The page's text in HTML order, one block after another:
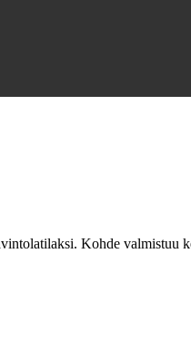
Kohde valmistuu